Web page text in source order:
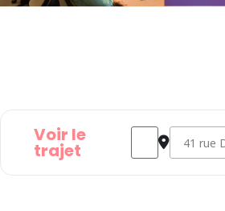
Voir le
trajet
Address -